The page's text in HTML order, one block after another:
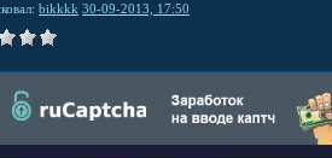
bikkkk 30-09-2013, 17:50